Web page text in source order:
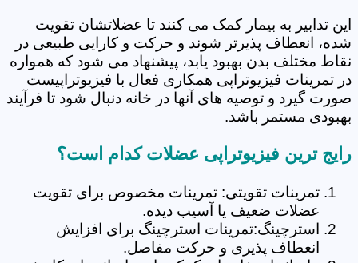
این تدابیر به بیمار کمک می کنند تا عضلاتشان تقویت
شده، انعطاف پذیرتر شوند و حرکت و کارایی طبیعی در
نقاط مختلف بدن بهبود یابد، پیشنهاد می شود که همواره
در تمرینات فیزیوتراپی همکاری فعال با فیزیوتراپیست
صورت گیرد و توصیه های آنها در خانه دنبال شود تا فرآیند
بهبودی مستمر باشد.
رایج ترین فیزیوتراپی عضلات کدام است؟
تمرینات تقویتی: تمرینات مخصوص برای تقویت
عضلات ضعیف یا آسیب دیده.
استرچینگ:تمرینات استرچینگ برای افزایش
انعطاف پذیری و حرکت مفاصل.